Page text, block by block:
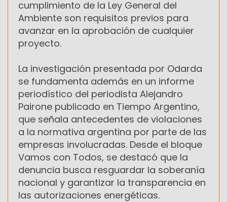
cumplimiento de la Ley General del
Ambiente son requisitos previos para
avanzar en la aprobación de cualquier
proyecto.
La investigación presentada por Odarda
se fundamenta además en un informe
periodístico del periodista Alejandro
Pairone publicado en Tiempo Argentino,
que señala antecedentes de violaciones
a la normativa argentina por parte de las
empresas involucradas. Desde el bloque
Vamos con Todos, se destacó que la
denuncia busca resguardar la soberanía
nacional y garantizar la transparencia en
las autorizaciones energéticas.